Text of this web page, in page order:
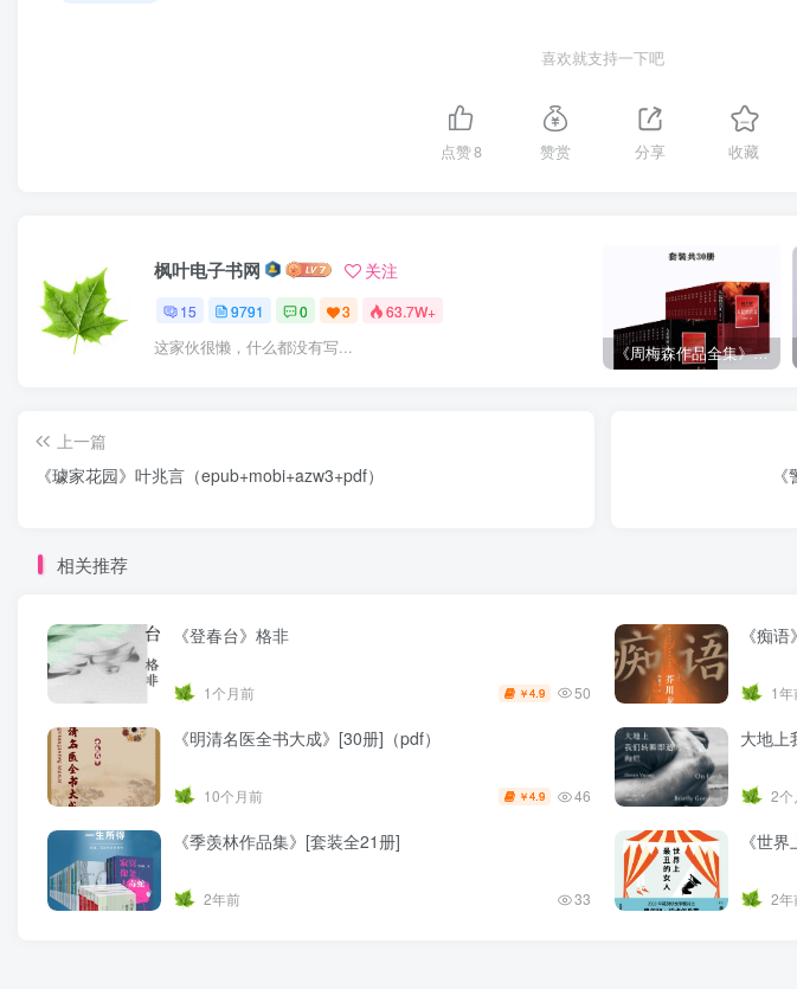
喜欢就支持一下吧
点赞8 赞赏 分享 收藏
枫叶电子书网 关注
15 9791 0 3 63.7W+
这家伙很懒，什么都没有写... 《周梅森作品全集》[共30册]
上一篇
《璩家花园》叶兆言（epub+mobi+azw3+pdf）
相关推荐
《登春台》格非
1个月前 ￥4.9 50
《痴
1年
《明清名医全书大成》[30册]（pdf）
10个月前 ￥4.9 46
大地上
2个
《季羡林作品集》[套装全21册]
2年前 33
《世
2年